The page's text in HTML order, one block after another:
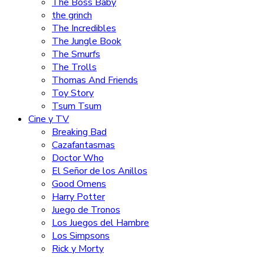
the grinch
The Incredibles
The Jungle Book
The Smurfs
The Trolls
Thomas And Friends
Toy Story
Tsum Tsum
Cine y TV
Breaking Bad
Cazafantasmas
Doctor Who
El Señor de los Anillos
Good Omens
Harry Potter
Juego de Tronos
Los Juegos del Hambre
Los Simpsons
Rick y Morty